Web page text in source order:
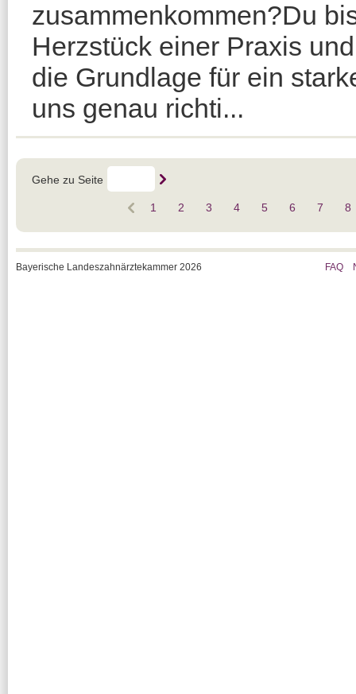
zusammenkommen?Du
Herzstück einer Praxis
die Grundlage für ein
uns genau richti...
Gehe zu Seite
1 2 3 4 5 6 7 8
Bayerische Landeszahnärztekammer 2026 FAQ